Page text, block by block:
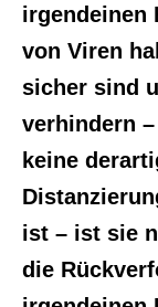
irgendeinen
von Viren
sicher sind
verhindern
keine
ist – ist sie
die